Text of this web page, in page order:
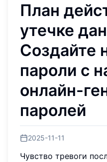
План
утечке
Создайте
пароли с
онлайн-
паролей
2025-11-11
Чувство тревоги